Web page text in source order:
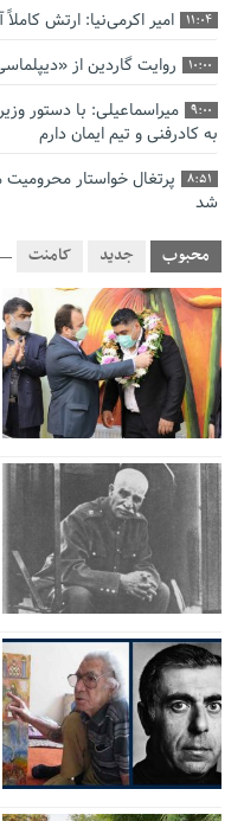
11:04 امیر اکرمی‌نیا: ارتش
10:00 روایت گاردین از
9:00
میراسماعیلی: با دستور
به کادرفنی و تیم ایمان دارم
8:51
شد
فریدون جیرانی: اکبر
0:58
تسهیلات اشتغالزایی در
اولویت‌های گیلان پرداخت شود
2:53
زمان جلسه سرنوشت‌ساز
قلعه‌نویی مشخص شد
2:50
دفتر رهبر انقلاب: مطالب
2:46
بقائی: فضای مذاکرات
هرمز، مثبت است
رئیس سازمان جهاد
دریافت یارانه کود اقدام کنند
1:00 تمدید مهلت اظهارنامه‌های مالیاتی سال ۱۴۰۴
محبوب جدید کامنت